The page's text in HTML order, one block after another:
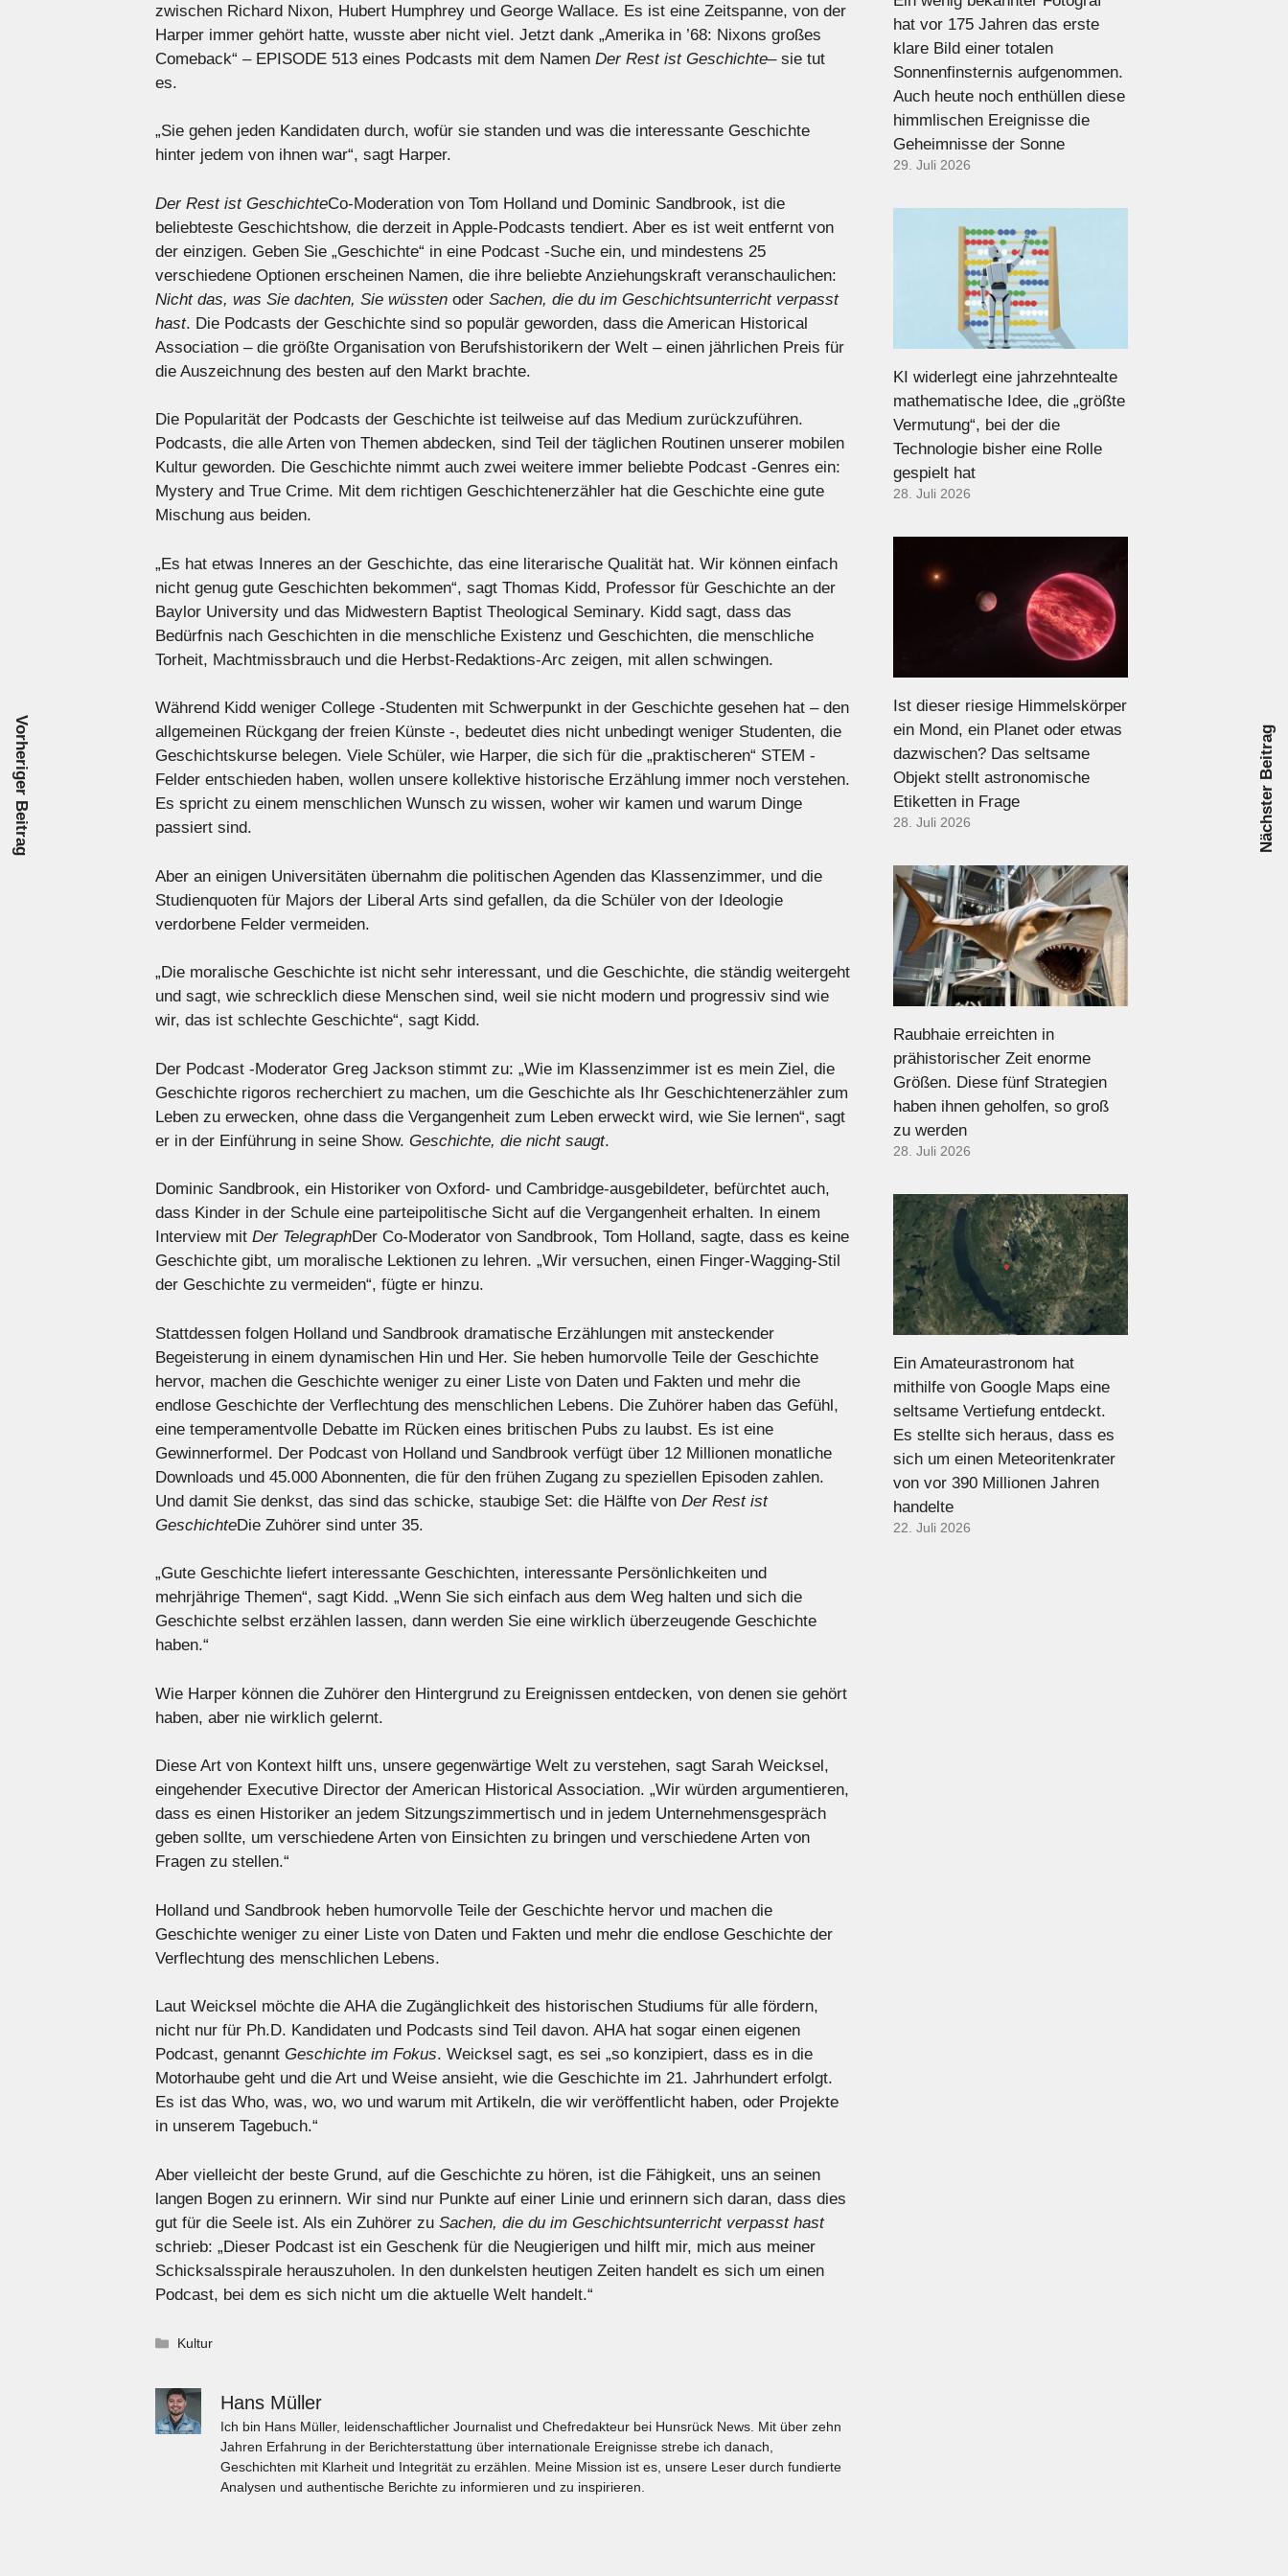
zwischen Richard Nixon, Hubert Humphrey und George Wallace. Es ist eine Zeitspanne, von der
Harper immer gehört hatte, wusste aber nicht viel. Jetzt dank „Amerika in ’68: Nixons großes
Comeback“ – EPISODE 513 eines Podcasts mit dem Namen Der Rest ist Geschichte– sie tut
es.
„Sie gehen jeden Kandidaten durch, wofür sie standen und was die interessante Geschichte
hinter jedem von ihnen war“, sagt Harper.
Der Rest ist GeschichteCo-Moderation von Tom Holland und Dominic Sandbrook, ist die
beliebteste Geschichtshow, die derzeit in Apple-Podcasts tendiert. Aber es ist weit entfernt von
der einzigen. Geben Sie „Geschichte“ in eine Podcast -Suche ein, und mindestens 25
verschiedene Optionen erscheinen Namen, die ihre beliebte Anziehungskraft veranschaulichen:
Nicht das, was Sie dachten, Sie wüssten oder Sachen, die du im Geschichtsunterricht verpasst
hast. Die Podcasts der Geschichte sind so populär geworden, dass die American Historical
Association – die größte Organisation von Berufshistorikern der Welt – einen jährlichen Preis für
die Auszeichnung des besten auf den Markt brachte.
Die Popularität der Podcasts der Geschichte ist teilweise auf das Medium zurückzuführen.
Podcasts, die alle Arten von Themen abdecken, sind Teil der täglichen Routinen unserer mobilen
Kultur geworden. Die Geschichte nimmt auch zwei weitere immer beliebte Podcast -Genres ein:
Mystery and True Crime. Mit dem richtigen Geschichtenerzähler hat die Geschichte eine gute
Mischung aus beiden.
„Es hat etwas Inneres an der Geschichte, das eine literarische Qualität hat. Wir können einfach
nicht genug gute Geschichten bekommen“, sagt Thomas Kidd, Professor für Geschichte an der
Baylor University und das Midwestern Baptist Theological Seminary. Kidd sagt, dass das
Bedürfnis nach Geschichten in die menschliche Existenz und Geschichten, die menschliche
Torheit, Machtmissbrauch und die Herbst-Redaktions-Arc zeigen, mit allen schwingen.
Während Kidd weniger College -Studenten mit Schwerpunkt in der Geschichte gesehen hat – den
allgemeinen Rückgang der freien Künste -, bedeutet dies nicht unbedingt weniger Studenten, die
Geschichtskurse belegen. Viele Schüler, wie Harper, die sich für die „praktischeren“ STEM -
Felder entschieden haben, wollen unsere kollektive historische Erzählung immer noch verstehen.
Es spricht zu einem menschlichen Wunsch zu wissen, woher wir kamen und warum Dinge
passiert sind.
Aber an einigen Universitäten übernahm die politischen Agenden das Klassenzimmer, und die
Studienquoten für Majors der Liberal Arts sind gefallen, da die Schüler von der Ideologie
verdorbene Felder vermeiden.
„Die moralische Geschichte ist nicht sehr interessant, und die Geschichte, die ständig weitergeht
und sagt, wie schrecklich diese Menschen sind, weil sie nicht modern und progressiv sind wie
wir, das ist schlechte Geschichte“, sagt Kidd.
Der Podcast -Moderator Greg Jackson stimmt zu: „Wie im Klassenzimmer ist es mein Ziel, die
Geschichte rigoros recherchiert zu machen, um die Geschichte als Ihr Geschichtenerzähler zum
Leben zu erwecken, ohne dass die Vergangenheit zum Leben erweckt wird, wie Sie lernen“, sagt
er in der Einführung in seine Show. Geschichte, die nicht saugt.
Dominic Sandbrook, ein Historiker von Oxford- und Cambridge-ausgebildeter, befürchtet auch,
dass Kinder in der Schule eine parteipolitische Sicht auf die Vergangenheit erhalten. In einem
Interview mit Der TelegraphDer Co-Moderator von Sandbrook, Tom Holland, sagte, dass es keine
Geschichte gibt, um moralische Lektionen zu lehren. „Wir versuchen, einen Finger-Wagging-Stil
der Geschichte zu vermeiden“, fügte er hinzu.
Stattdessen folgen Holland und Sandbrook dramatische Erzählungen mit ansteckender
Begeisterung in einem dynamischen Hin und Her. Sie heben humorvolle Teile der Geschichte
hervor, machen die Geschichte weniger zu einer Liste von Daten und Fakten und mehr die
endlose Geschichte der Verflechtung des menschlichen Lebens. Die Zuhörer haben das Gefühl,
eine temperamentvolle Debatte im Rücken eines britischen Pubs zu laubst. Es ist eine
Gewinnerformel. Der Podcast von Holland und Sandbrook verfügt über 12 Millionen monatliche
Downloads und 45.000 Abonnenten, die für den frühen Zugang zu speziellen Episoden zahlen.
Und damit Sie denkst, das sind das schicke, staubige Set: die Hälfte von Der Rest ist
GeschichteDie Zuhörer sind unter 35.
„Gute Geschichte liefert interessante Geschichten, interessante Persönlichkeiten und
mehrjährige Themen“, sagt Kidd. „Wenn Sie sich einfach aus dem Weg halten und sich die
Geschichte selbst erzählen lassen, dann werden Sie eine wirklich überzeugende Geschichte
haben.“
Wie Harper können die Zuhörer den Hintergrund zu Ereignissen entdecken, von denen sie gehört
haben, aber nie wirklich gelernt.
Diese Art von Kontext hilft uns, unsere gegenwärtige Welt zu verstehen, sagt Sarah Weicksel,
eingehender Executive Director der American Historical Association. „Wir würden argumentieren,
dass es einen Historiker an jedem Sitzungszimmertisch und in jedem Unternehmensgespräch
geben sollte, um verschiedene Arten von Einsichten zu bringen und verschiedene Arten von
Fragen zu stellen.“
Holland und Sandbrook heben humorvolle Teile der Geschichte hervor und machen die
Geschichte weniger zu einer Liste von Daten und Fakten und mehr die endlose Geschichte der
Verflechtung des menschlichen Lebens.
Laut Weicksel möchte die AHA die Zugänglichkeit des historischen Studiums für alle fördern,
nicht nur für Ph.D. Kandidaten und Podcasts sind Teil davon. AHA hat sogar einen eigenen
Podcast, genannt Geschichte im Fokus. Weicksel sagt, es sei „so konzipiert, dass es in die
Motorhaube geht und die Art und Weise ansieht, wie die Geschichte im 21. Jahrhundert erfolgt.
Es ist das Who, was, wo, wo und warum mit Artikeln, die wir veröffentlicht haben, oder Projekte
in unserem Tagebuch.“
Aber vielleicht der beste Grund, auf die Geschichte zu hören, ist die Fähigkeit, uns an seinen
langen Bogen zu erinnern. Wir sind nur Punkte auf einer Linie und erinnern sich daran, dass dies
gut für die Seele ist. Als ein Zuhörer zu Sachen, die du im Geschichtsunterricht verpasst hast
schrieb: „Dieser Podcast ist ein Geschenk für die Neugierigen und hilft mir, mich aus meiner
Schicksalsspirale herauszuholen. In den dunkelsten heutigen Zeiten handelt es sich um einen
Podcast, bei dem es sich nicht um die aktuelle Welt handelt.“
Kategorien
Kultur
Hans Müller
Ich bin Hans Müller, leidenschaftlicher Journalist und Chefredakteur bei Hunsrück News. Mit über zehn
Jahren Erfahrung in der Berichterstattung über internationale Ereignisse strebe ich danach,
Geschichten mit Klarheit und Integrität zu erzählen. Meine Mission ist es, unsere Leser durch fundierte
Analysen und authentische Berichte zu informieren und zu inspirieren.
Vorheriger Beitrag Nächster Beitrag
hat vor 175 Jahren das erste
klare Bild einer totalen
Sonnenfinsternis aufgenommen.
Auch heute noch enthüllen diese
himmlischen Ereignisse die
Geheimnisse der Sonne
29. Juli 2026
KI widerlegt eine jahrzehntealte
mathematische Idee, die „größte
Vermutung“, bei der die
Technologie bisher eine Rolle
gespielt hat
28. Juli 2026
Ist dieser riesige Himmelskörper
ein Mond, ein Planet oder etwas
dazwischen? Das seltsame
Objekt stellt astronomische
Etiketten in Frage
28. Juli 2026
Raubhaie erreichten in
prähistorischer Zeit enorme
Größen. Diese fünf Strategien
haben ihnen geholfen, so groß
zu werden
28. Juli 2026
Ein Amateurastronom hat
mithilfe von Google Maps eine
seltsame Vertiefung entdeckt.
Es stellte sich heraus, dass es
sich um einen Meteoritenkrater
von vor 390 Millionen Jahren
handelte
22. Juli 2026